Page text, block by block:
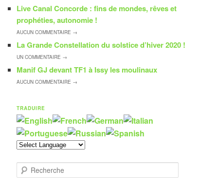
Live Canal Concorde : fins de mondes, rêves et
prophéties, autonomie !
AUCUNCOMMENTAIRE →
La Grande Constellation du solstice d’hiver 2020 !
UNCOMMENTAIRE →
Manif GJ devant TF1 à Issy les moulinaux
AUCUNCOMMENTAIRE →
TRADUIRE
e